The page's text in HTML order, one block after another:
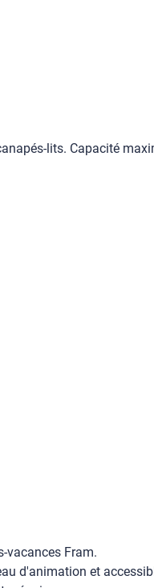
lits. Capacité
vacances Fram.
d'animation et